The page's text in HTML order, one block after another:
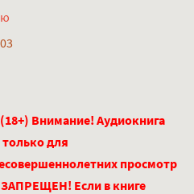
(18+) Внимание! Аудиокнига
для
просмотр
Если в книге